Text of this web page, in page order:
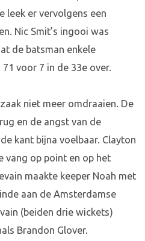
leek er vervolgens een
Nic Smit’s ingooi was
de batsman enkele
voor 7 in de 33e over.
niet meer omdraaien. De
en de angst van de
kant bijna voelbaar. Clayton
vang op point en op het
maakte keeper Noah met
aan de Amsterdamse
(beiden drie wickets)
Brandon Glover.